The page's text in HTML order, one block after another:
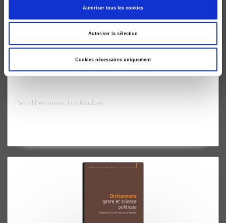
Autoriser tous les cookies
Autoriser la sélection
Cookies nécessaires uniquement
Pascal Perrineau, Luc Rouban